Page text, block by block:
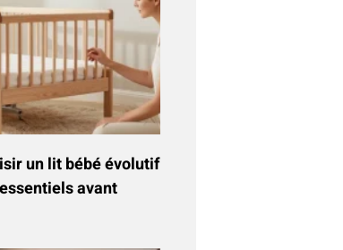
un lit bébé évolutif
avant